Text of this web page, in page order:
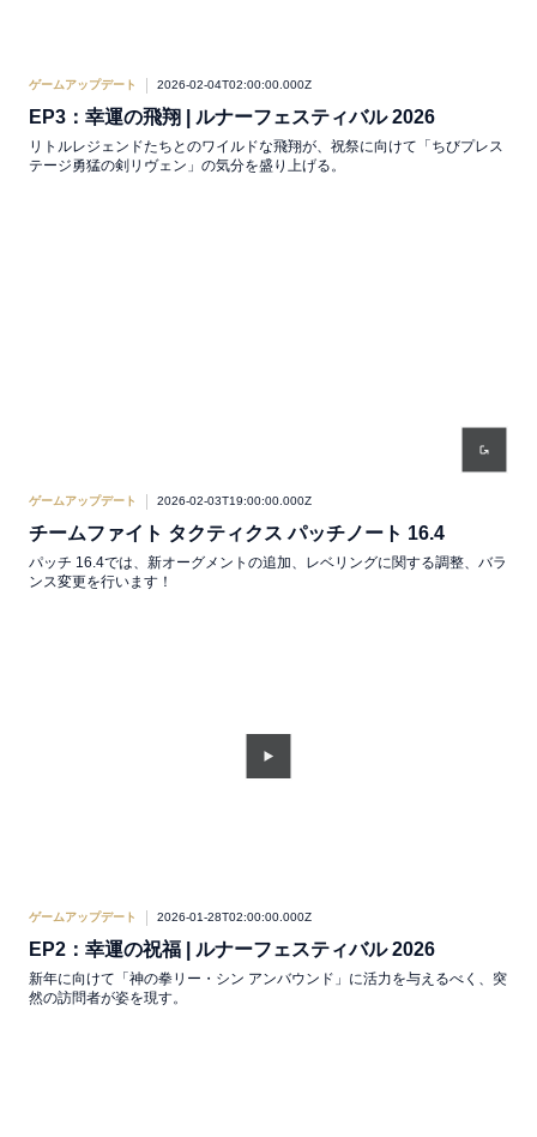
ゲームアップデート 2026-02-04T02:00:00.000Z
EP3：幸運の飛翔 | ルナーフェスティバル 2026
リトルレジェンドたちとのワイルドな飛翔が、祝祭に向けて「ちびプレス
テージ勇猛の剣リヴェン」の気分を盛り上げる。
ゲームアップデート 2026-02-03T19:00:00.000Z
チームファイト タクティクス パッチノート 16.4
パッチ 16.4では、新オーグメントの追加、レベリングに関する調整、バラ
ンス変更を行います！
ゲームアップデート 2026-01-28T02:00:00.000Z
EP2：幸運の祝福 | ルナーフェスティバル 2026
新年に向けて「神の拳リー・シン アンバウンド」に活力を与えるべく、突
然の訪問者が姿を現す。